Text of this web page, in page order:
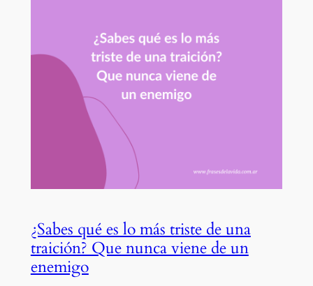
¿Sabes qué es lo más triste de una
traición? Que nunca viene de un
enemigo